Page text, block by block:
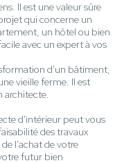
Il est une valeur sûre
qui concerne un
un hôtel ou bien
avec un expert à vos
d'un bâtiment,
vieille ferme. Il est
architecte.
d'intérieur peut vous
des travaux
l'achat de votre
futur bien